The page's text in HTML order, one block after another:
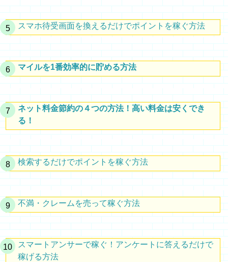
スマホ待受画面を換えるだけでポイントを稼ぐ方法
マイルを1番効率的に貯める方法
ネット料金節約の４つの方法！高い料金は安くでき
る！
検索するだけでポイントを稼ぐ方法
不満・クレームを売って稼ぐ方法
スマートアンサーで稼ぐ！アンケートに答えるだけで
稼げる方法